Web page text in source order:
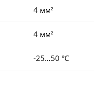
4 мм²
4 мм²
-25…50 °C